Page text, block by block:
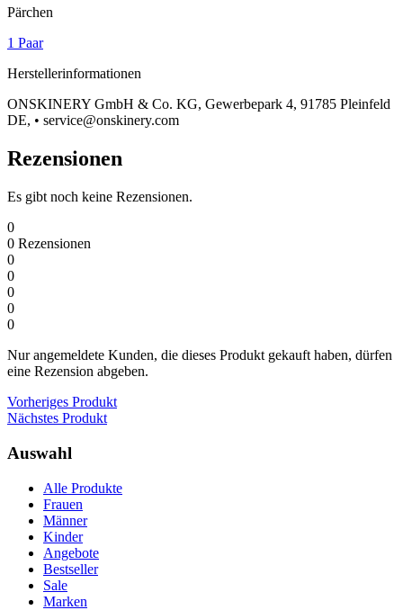
Pärchen
1 Paar
Herstellerinformationen
ONSKINERY GmbH & Co. KG, Gewerbepark 4, 91785 Pleinfeld
DE, • service@onskinery.com
Rezensionen
Es gibt noch keine Rezensionen.
0
0 Rezensionen
0
0
0
0
0
Nur angemeldete Kunden, die dieses Produkt gekauft haben, dürfen
eine Rezension abgeben.
Vorheriges Produkt
Nächstes Produkt
Auswahl
Alle Produkte
Frauen
Männer
Kinder
Angebote
Bestseller
Sale
Marken